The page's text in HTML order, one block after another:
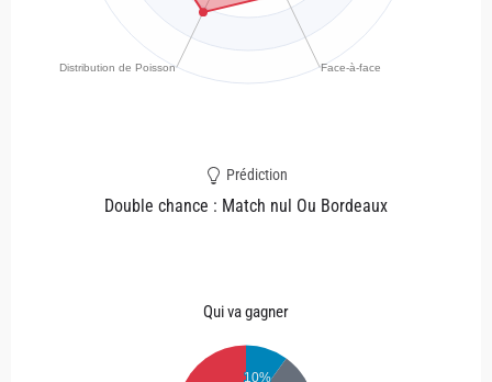
Prédiction
Double chance : Match nul Ou Bordeaux
Qui va gagner